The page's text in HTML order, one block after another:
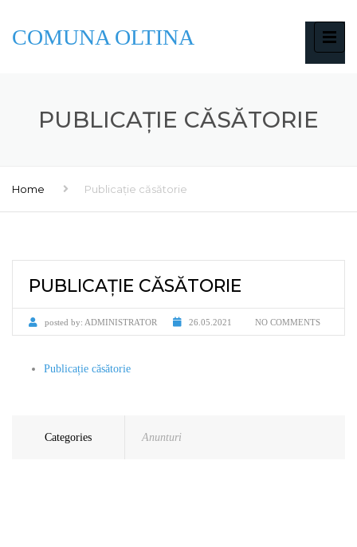
COMUNA OLTINA
PUBLICAȚIE CĂSĂTORIE
Home Publicație căsătorie
PUBLICAȚIE CĂSĂTORIE
posted by: ADMINISTRATOR 26.05.2021 NO COMMENTS
Publicație căsătorie
Categories Anunturi